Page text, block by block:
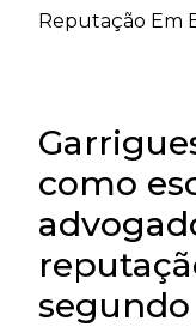
Reputação Em
como